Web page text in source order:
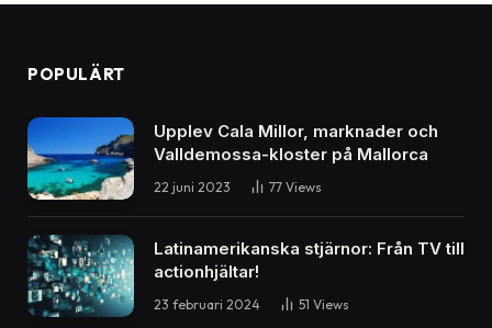
POPULÄRT
Upplev Cala Millor, marknader och
Valldemossa-kloster på Mallorca
22 juni 2023 77 Views
Latinamerikanska stjärnor: Från TV till
actionhjältar!
23 februari 2024 51 Views